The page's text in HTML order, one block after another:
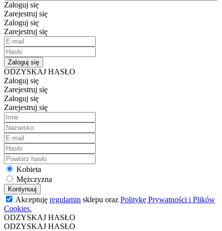
Zaloguj się
Zarejestruj się
Zaloguj się
Zarejestruj się
Zaloguj się
ODZYSKAJ HASŁO
Zaloguj się
Zarejestruj się
Zaloguj się
Zarejestruj się
Kobieta
Mężczyzna
Kontynuuj
Akceptuję regulamin sklepu oraz Politykę Prywatności i Plików
Cookies.
ODZYSKAJ HASŁO
ODZYSKAJ HASŁO